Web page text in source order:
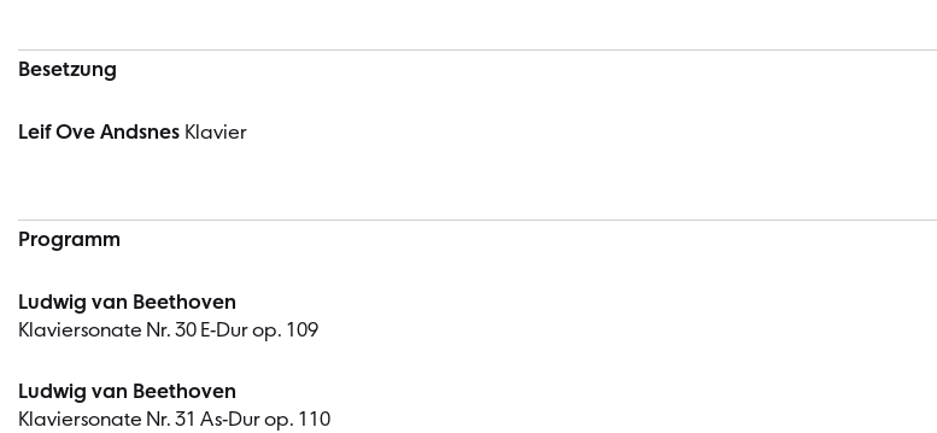
Besetzung
Leif Ove Andsnes Klavier
Programm
Ludwig van Beethoven
Klaviersonate Nr. 30 E-Dur op. 109
Ludwig van Beethoven
Klaviersonate Nr. 31 As-Dur op. 110